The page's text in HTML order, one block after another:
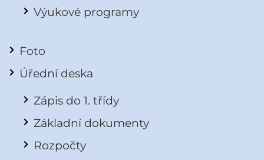
Výukové programy
Foto
Úřední deska
Zápis do 1. třídy
Základní dokumenty
Rozpočty